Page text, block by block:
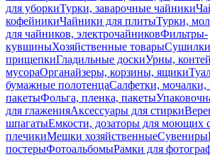
для уборкиТурки, заварочные чайники
кофейникиЧайники для плитыТурки,
для чайников, электрочайниковФильтры-
кувшиныХозяйственные товарыСушилки
прищепкиГладильные доскиУрны,
мусораОрганайзеры, корзины, ящики
бумажные полотенцаСалфетки,
пакетыФольга, пленка, пакеты
для глаженияАксессуары для стирки
шпагатыЕмкости, дозаторы для моющих
плечикиМешки хозяйственныеСувениры
постерыФотоальбомыРамки для